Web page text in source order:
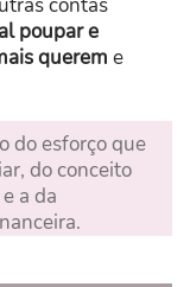
poupar e
querem e
do esforço que
do conceito
a da